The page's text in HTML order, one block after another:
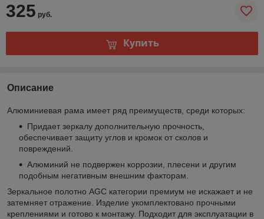
325 руб.
Купить
Описание
Алюминиевая рама имеет ряд преимуществ, среди которых:
Придает зеркалу дополнительную прочность,
обеспечивает защиту углов и кромок от сколов и
повреждений.
Алюминий не подвержен коррозии, плесени и другим
подобным негативным внешним факторам.
Зеркальное полотно AGC категории премиум не искажает и не
затемняет отражение. Изделие укомплектовано прочными
креплениями и готово к монтажу. Подходит для эксплуатации в